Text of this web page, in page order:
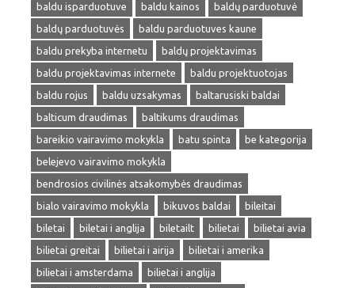
baldu isparduotuve
baldu kainos
baldų parduotuvė
baldų parduotuvės
baldu parduotuves kaune
baldu prekyba internetu
baldų projektavimas
baldu projektavimas internete
baldu projektuotojas
baldu rojus
baldu uzsakymas
baltarusiski baldai
balticum draudimas
baltikums draudimas
bareikio vairavimo mokykla
batu spinta
be kategorija
belejevo vairavimo mokykla
bendrosios civilinės atsakomybės draudimas
bialo vairavimo mokykla
bikuvos baldai
bileitai
biletai
biletai i anglija biletailt bilietai
bilietai avia
bilietai greitai
bilietai i airija
bilietai i amerika
bilietai i amsterdama
bilietai i anglija